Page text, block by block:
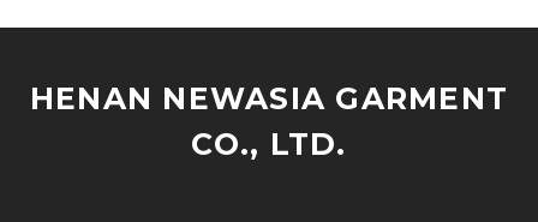
HENAN NEWASIA GARMENT
CO., LTD.